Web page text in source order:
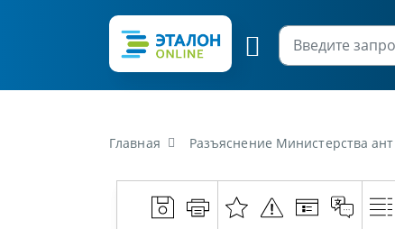
Главная Разъяснение Министерства